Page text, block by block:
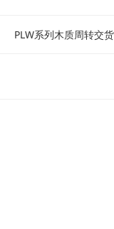
PLW系列木质周转交